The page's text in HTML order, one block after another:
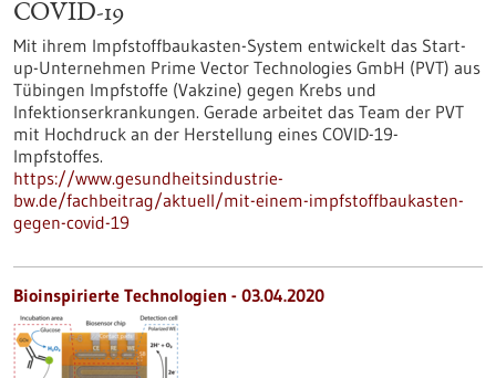
COVID-19
Mit ihrem Impfstoffbaukasten-System entwickelt das Start-
up-Unternehmen Prime Vector Technologies GmbH (PVT) aus
Tübingen Impfstoffe (Vakzine) gegen Krebs und
Infektionserkrankungen. Gerade arbeitet das Team der PVT
mit Hochdruck an der Herstellung eines COVID-19-
Impfstoffes.
https://www.gesundheitsindustrie-
bw.de/fachbeitrag/aktuell/mit-einem-impfstoffbaukasten-
gegen-covid-19
Bioinspirierte Technologien - 03.04.2020